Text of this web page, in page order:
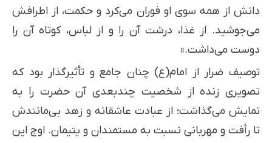
دانش از همه سوی او فوران می‌کرد و حکمت، از اطرافش
می‌جوشید. از غذا، درشت آن را و از لباس، کوتاه آن را
دوست می‌داشت.»
توصیف ضرار از امام(ع) چنان جامع و تأثیرگذار بود که
تصویری زنده از شخصیت چندبعدی آن حضرت را به
نمایش می‌گذاشت؛ از عبادت عاشقانه و زهد بی‌مانندش
تا رأفت و مهربانی نسبت به مستمندان و یتیمان. اوج این